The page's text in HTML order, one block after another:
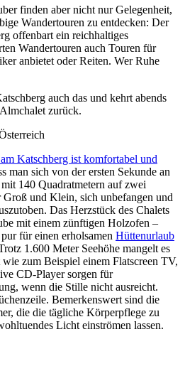
finden aber nicht nur Gelegenheit,
Wandertouren zu entdecken: Der
offenbart ein reichhaltiges
Wandertouren auch Touren für
anbietet oder Reiten. Wer Ruhe
auch das und kehrt abends
zurück.
Katschberg ist komfortabel und
man sich von der ersten Sekunde an
140 Quadratmetern auf zwei
Groß und Klein, sich unbefangen und
Das Herzstück des Chalets
mit einem zünftigen Holzofen –
für einen erholsamen Hüttenurlaub
1.600 Meter Seehöhe mangelt es
zum Beispiel einem Flatscreen TV,
CD-Player sorgen für
wenn die Stille nicht ausreicht.
Bemerkenswert sind die
die die tägliche Körperpflege zu
Licht einströmen lassen.